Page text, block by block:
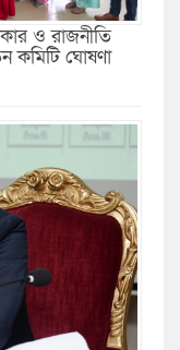
ও রাজনীতি
কমিটি ঘোষণা